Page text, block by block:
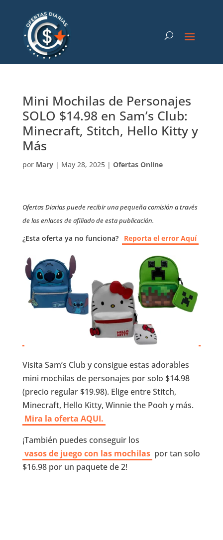
Mini Mochilas de Personajes
SOLO $14.98 en Sam’s Club:
Minecraft, Stitch, Hello Kitty y
Más
por Mary| May 28, 2025| Ofertas Online
Ofertas Diarias puede recibir una pequeña comisión a través
de los enlaces de afiliado de esta publicación.
¿Esta oferta ya no funciona? Reporta el error Aquí
Visita Sam’s Club y consigue estas adorables
mini mochilas de personajes por solo $14.98
(precio regular $19.98). Elige entre Stitch,
Minecraft, Hello Kitty, Winnie the Pooh y más.
Mira la oferta AQUI.
¡También puedes conseguir los
vasos de juego con las mochilas por tan solo
$16.98 por un paquete de 2!